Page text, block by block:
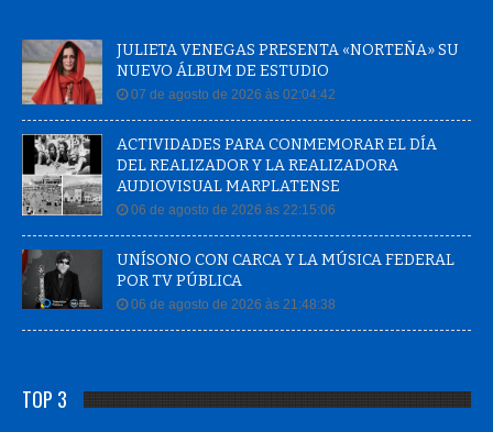
JULIETA VENEGAS PRESENTA «NORTEÑA» SU
NUEVO ÁLBUM DE ESTUDIO
07 de agosto de 2026 às 02:04:42
ACTIVIDADES PARA CONMEMORAR EL DÍA
DEL REALIZADOR Y LA REALIZADORA
AUDIOVISUAL MARPLATENSE
06 de agosto de 2026 às 22:15:06
UNÍSONO CON CARCA Y LA MÚSICA FEDERAL
POR TV PÚBLICA
06 de agosto de 2026 às 21:48:38
TOP 3